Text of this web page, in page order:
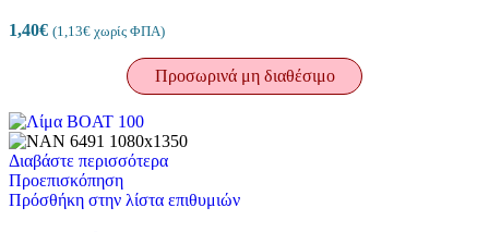
1,40€ (1,13€ χωρίς ΦΠΑ)
Προσωρινά μη διαθέσιμο
Διαβάστε περισσότερα
Προεπισκόπηση
Πρόσθήκη στην λίστα επιθυμιών